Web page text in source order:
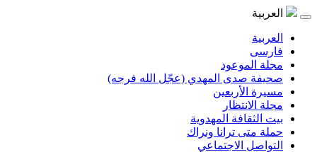
المهدي (عجّل الله فرجه)
المهدوية
ترانا ونراك
الاجتماعي